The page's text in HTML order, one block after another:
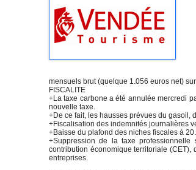
mensuels brut (quelque 1.056 euros net)
FISCALITE
+La taxe carbone a été annulée mercredi
nouvelle taxe.
+De ce fait, les hausses prévues du gasoil,
+Fiscalisation des indemnités journalières
+Baisse du plafond des niches fiscales à
+Suppression de la taxe
contribution économique territoriale
entreprises.